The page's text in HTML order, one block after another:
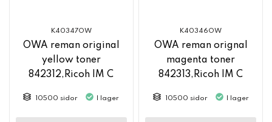
K40347OW
OWA reman original
yellow toner
842312,Ricoh IM C
10500 sidor I lager
K40346OW
OWA reman orignal
magenta toner
842313,Ricoh IM C
10500 sidor I lager